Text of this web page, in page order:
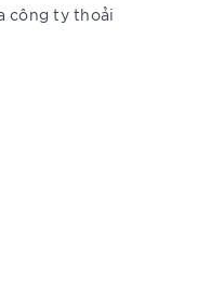
công ty thoải